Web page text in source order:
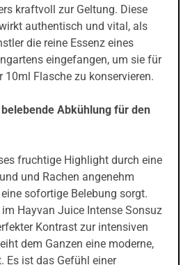
kraftvoll zur Geltung. Diese
authentisch und vital, als
die reine Essenz eines
eingefangen, um sie für
10ml Flasche zu konservieren.
Abkühlung für den
fruchtige Highlight durch eine
und Rachen angenehm
sofortige Belebung sorgt.
Hayvan Juice Intense Sonsuz
Kontrast zur intensiven
dem Ganzen eine moderne,
Es ist das Gefühl einer